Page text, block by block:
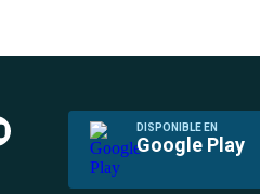
DISPONIBLE EN
Google Play